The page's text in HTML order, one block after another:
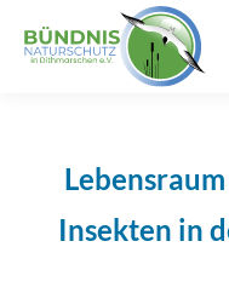
Insekten in